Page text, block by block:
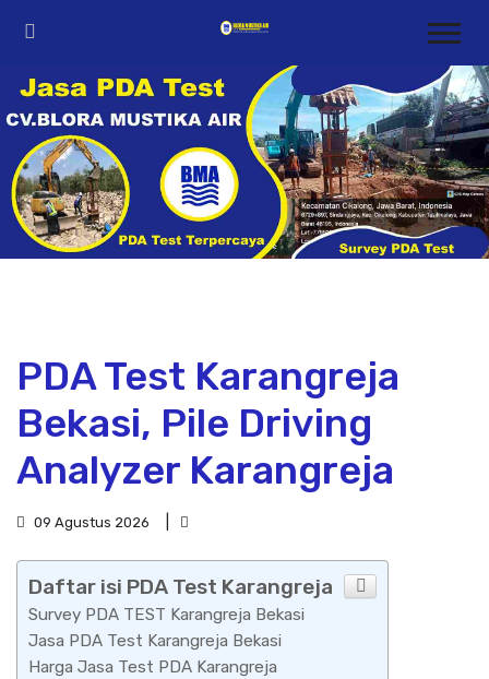
PDA Test Karangreja
Bekasi, Pile Driving
Analyzer Karangreja
09 Agustus 2026
Daftar isi PDA Test Karangreja
Survey PDA TEST Karangreja Bekasi
Jasa PDA Test Karangreja Bekasi
Harga Jasa Test PDA Karangreja